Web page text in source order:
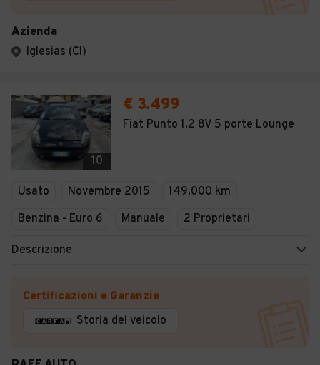
Azienda
Iglesias (CI)
10
€ 3.499
Fiat Punto 1.2 8V 5 porte Lounge
Usato Novembre 2015
149.000 km
Benzina - Euro 6
Manuale 2 Proprietari
Descrizione
Certificazioni e Garanzie
Storia del veicolo